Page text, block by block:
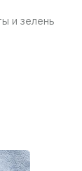
и зелень